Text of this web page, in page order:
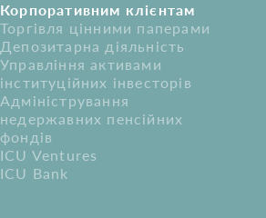
Корпоративним клієнтам
Торгівля цінними паперами
Депозитарна діяльність
Управління активами
інституційних інвесторів
Адміністрування
недержавних пенсійних
фондів
ICU Ventures
ICU Bank